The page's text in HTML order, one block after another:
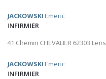
JACKOWSKI Emeric
INFIRMIER
41 Chemin CHEVALIER 62303 Lens
JACKOWSKI Emeric
INFIRMIER